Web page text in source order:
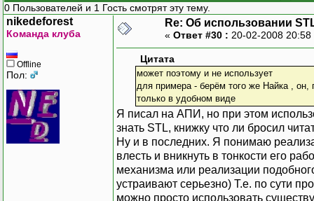
0 Пользователей и 1 Гость смотрят эту тему.
nikedeforest
Команда клуба
Offline
Пол:
Re: Об использовании
« Ответ #30 : 20-02-2008
Цитата
может поэтому и не использует
для примера - берём того же Найка ,
только в удобном виде
Я писал на АПИ, но при этом
знать STL, книжку что ли бросил
Ну и в последних. Я понимаю
влесть и вникнуть в тонкости его
механизма или реализации
устраивают серьезно) Т.е. по сути
можно просто использовать